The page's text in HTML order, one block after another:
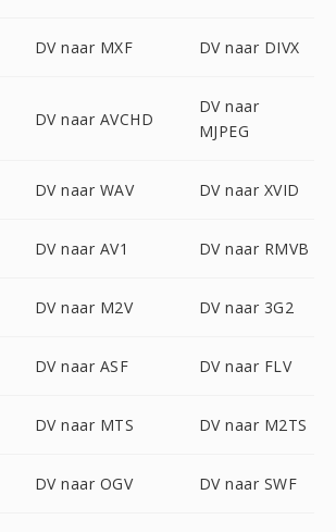
DV naar MXF DV naar DIVX
DV naar AVCHD
DV naar
MJPEG
DV naar WAV DV naar XVID
DV naar AV1 DV naar RMVB
DV naar M2V DV naar 3G2
DV naar ASF DV naar FLV
DV naar MTS DV naar M2TS
DV naar OGV DV naar SWF